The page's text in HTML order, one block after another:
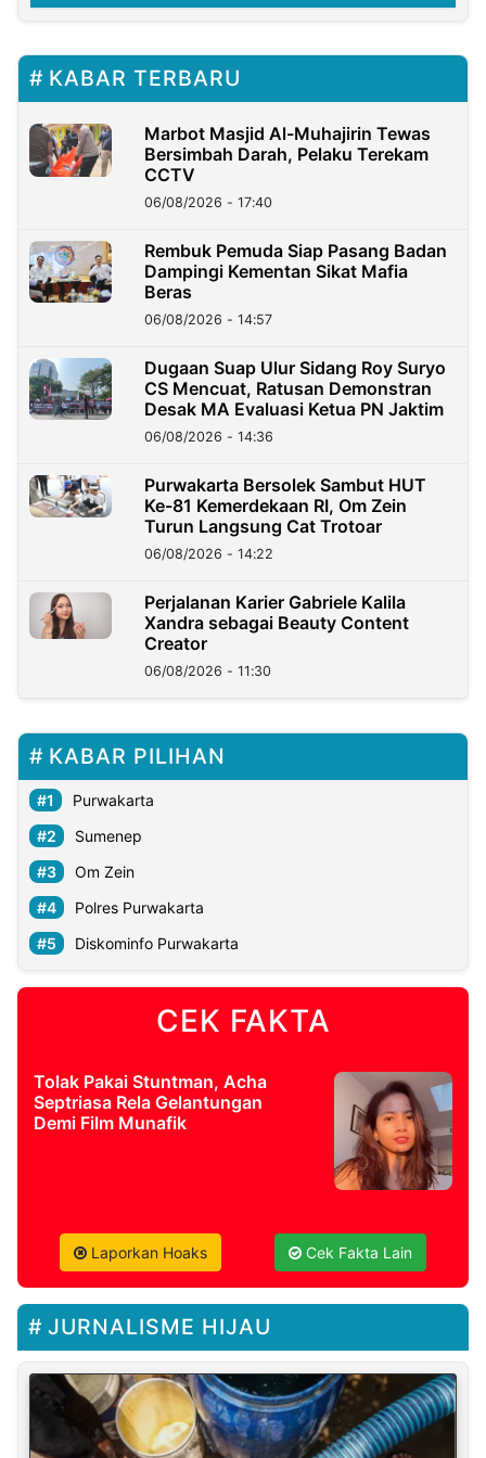
KABAR TERBARU
Marbot Masjid Al-Muhajirin Tewas
Bersimbah Darah, Pelaku Terekam
CCTV
06/08/2026 - 17:40
Rembuk Pemuda Siap Pasang Badan
Dampingi Kementan Sikat Mafia
Beras
06/08/2026 - 14:57
Dugaan Suap Ulur Sidang Roy Suryo
CS Mencuat, Ratusan Demonstran
Desak MA Evaluasi Ketua PN Jaktim
06/08/2026 - 14:36
Purwakarta Bersolek Sambut HUT
Ke-81 Kemerdekaan RI, Om Zein
Turun Langsung Cat Trotoar
06/08/2026 - 14:22
Perjalanan Karier Gabriele Kalila
Xandra sebagai Beauty Content
Creator
06/08/2026 - 11:30
KABAR PILIHAN
Purwakarta
Sumenep
Om Zein
Polres Purwakarta
Diskominfo Purwakarta
CEK FAKTA
Tolak Pakai Stuntman, Acha
Septriasa Rela Gelantungan
Demi Film Munafik
Laporkan Hoaks Cek Fakta Lain
JURNALISME HIJAU